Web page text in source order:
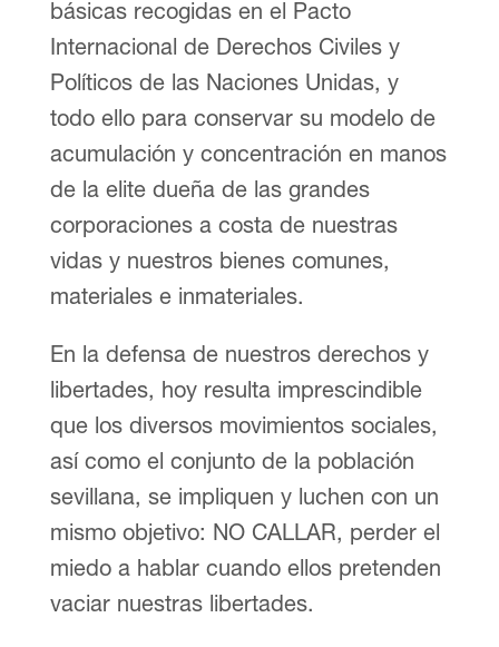
básicas recogidas en el Pacto
Internacional de Derechos Civiles y
Políticos de las Naciones Unidas, y
todo ello para conservar su modelo de
acumulación y concentración en manos
de la elite dueña de las grandes
corporaciones a costa de nuestras
vidas y nuestros bienes comunes,
materiales e inmateriales.
En la defensa de nuestros derechos y
libertades, hoy resulta imprescindible
que los diversos movimientos sociales,
así como el conjunto de la población
sevillana, se impliquen y luchen con un
mismo objetivo: NO CALLAR, perder el
miedo a hablar cuando ellos pretenden
vaciar nuestras libertades.